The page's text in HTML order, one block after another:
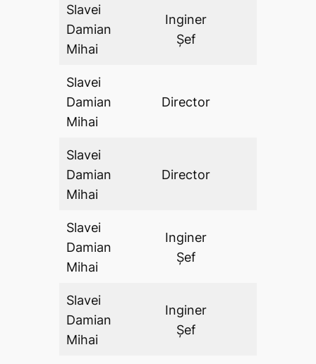
Slavei
Damian
Mihai
Inginer
Șef
Slavei
Damian
Mihai
Director
Slavei
Damian
Mihai
Director
Slavei
Damian
Mihai
Inginer
Șef
Slavei
Damian
Mihai
Inginer
Șef